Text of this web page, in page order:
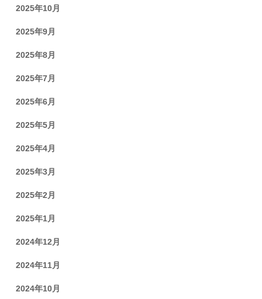
2025年10月
2025年9月
2025年8月
2025年7月
2025年6月
2025年5月
2025年4月
2025年3月
2025年2月
2025年1月
2024年12月
2024年11月
2024年10月